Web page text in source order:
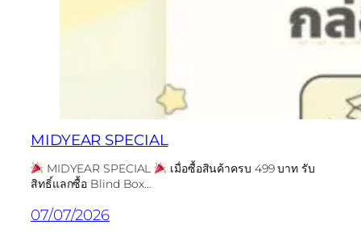
MIDYEAR SPECIAL
MIDYEAR SPECIAL
เมื่อซื้อสินค้าครบ 499 บาท รับ
สิทธิ์แลกซื้อ Blind Box…
07/07/2026